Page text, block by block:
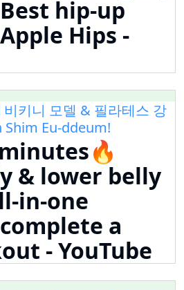
hip-up
Hips -
키니 모델 & 필라테스 강
Eu-ddeum!
& lower belly
in-one
a
- YouTube